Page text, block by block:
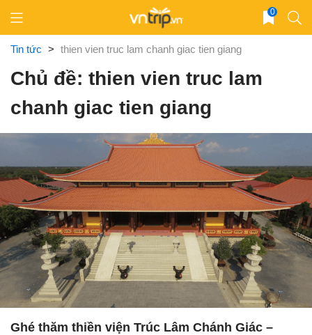
content
0
Tin tức > thien vien truc lam chanh giac tien giang
Chủ đề: thien vien truc lam
chanh giac tien giang
Ghé thăm thiền viện Trúc Lâm Chánh Giác –